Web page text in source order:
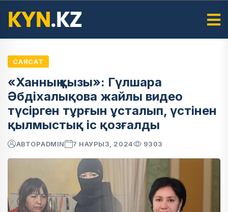
САЯСАТ
«Ханның қызы»: Гүлшара
Әбдіхалықова жайлы видео
түсірген тұрғын ұсталып, үстінен
қылмыстық іс қозғалды
АВТОРADMIN 7 НАУРЫЗ, 2024 9303